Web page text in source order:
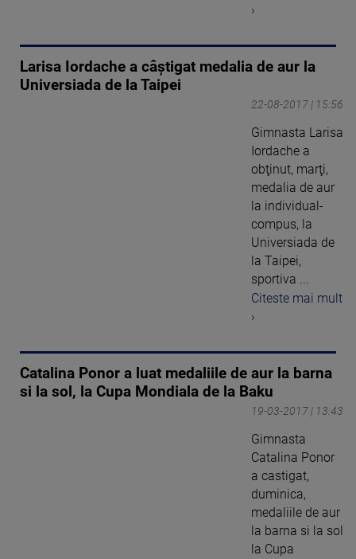
›
Larisa Iordache a câștigat medalia de aur la
Universiada de la Taipei
22-08-2017 | 15:56
Gimnasta Larisa
Iordache a
obţinut, marţi,
medalia de aur
la individual-
compus, la
Universiada de
la Taipei,
sportiva ...
Citeste mai mult
›
Catalina Ponor a luat medaliile de aur la barna
si la sol, la Cupa Mondiala de la Baku
19-03-2017 | 13:43
Gimnasta
Catalina Ponor
a castigat,
duminica,
medaliile de aur
la barna si la sol
la Cupa